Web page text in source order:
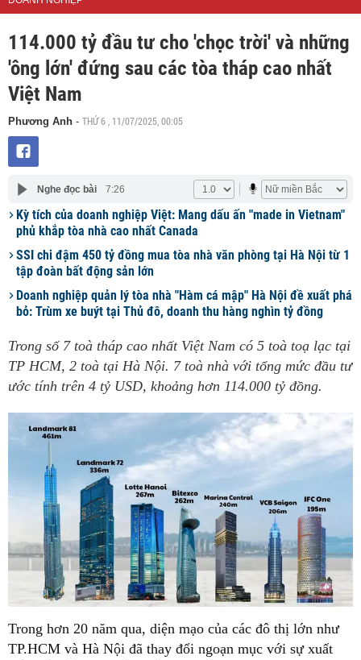
114.000 tỷ đầu tư cho 'chọc trời' và những
'ông lớn' đứng sau các tòa tháp cao nhất
Việt Nam
Phương Anh - THỨ 6 , 11/07/2025, 00:05
Nghe đọc bài 7:26
Kỳ tích của doanh nghiệp Việt: Mang dấu ấn "made in Vietnam"
phủ khắp tòa nhà cao nhất Canada
SSI chi đậm 450 tỷ đồng mua tòa nhà văn phòng tại Hà Nội từ 1
tập đoàn bất động sản lớn
Doanh nghiệp quản lý tòa nhà "Hàm cá mập" Hà Nội đề xuất phá
bỏ: Trùm xe buýt tại Thủ đô, doanh thu hàng nghìn tỷ đồng
Trong số 7 toà tháp cao nhất Việt Nam có 5 toà toạ lạc tại
TP HCM, 2 toà tại Hà Nội. 7 toà nhà với tổng mức đầu tư
ước tính trên 4 tỷ USD, khoảng hơn 114.000 tỷ đồng.
Trong hơn 20 năm qua, diện mạo của các đô thị lớn như
TP.HCM và Hà Nội đã thay đổi ngoạn mục với sự xuất